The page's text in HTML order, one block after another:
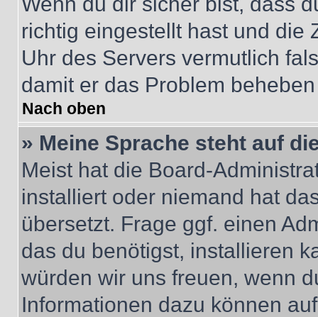
richtig eingestellt hast und die
Uhr des Servers vermutlich
damit er das Problem
Nach oben
» Meine Sprache steht auf
Meist hat die Board-
installiert oder niemand hat
übersetzt. Frage ggf. einen
das du benötigst, installieren
würden wir uns freuen, wenn
Informationen dazu können